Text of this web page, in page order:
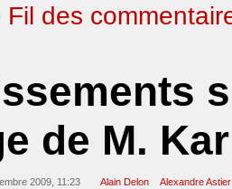
Fil des
de M.
2009, 11:23 Alain Delon Alexandre Astier